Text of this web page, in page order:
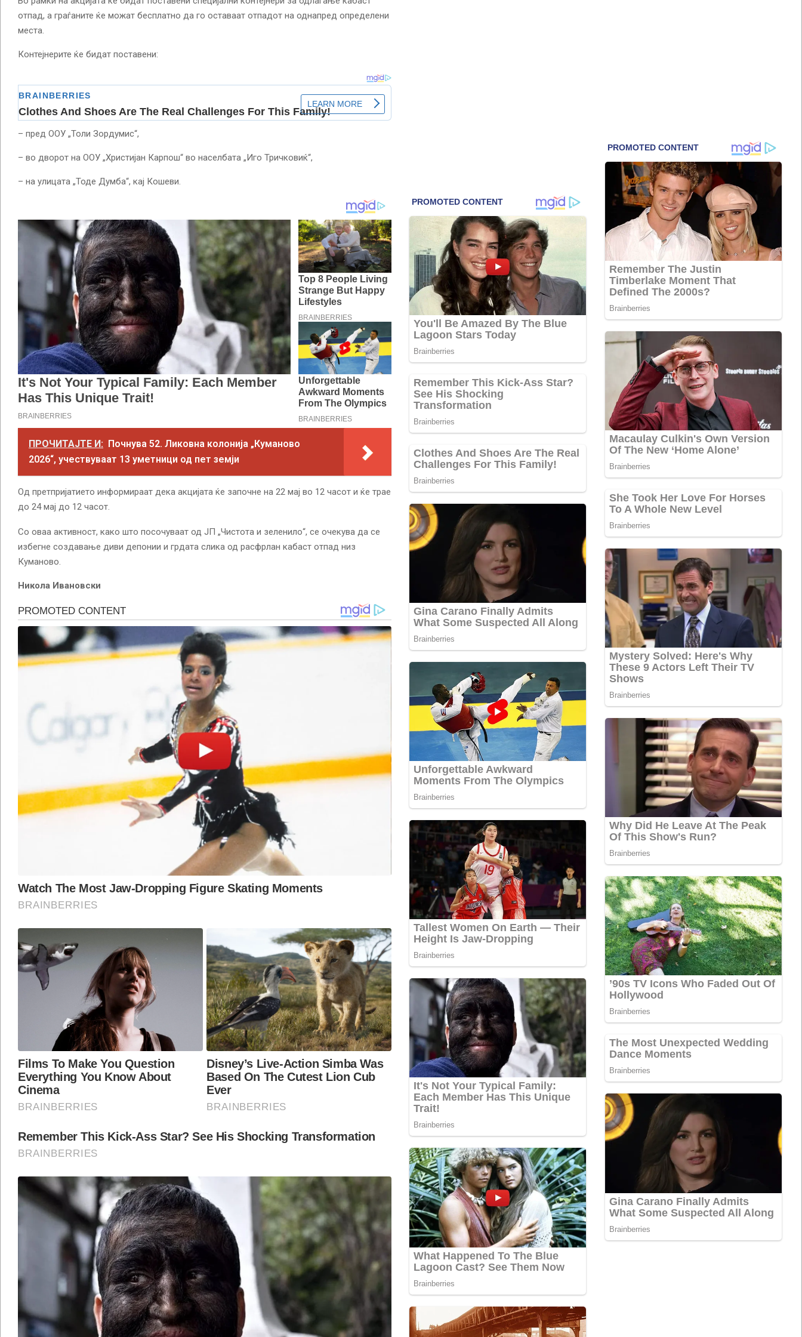
отпад, а граѓаните ќе можат бесплатно да го оставаат отпадот на однапред определени
места.
Контејнерите ќе бидат поставени:
– пред ООУ „Толи Зордумис“,
– во дворот на ООУ „Христијан Карпош“ во населбата „Иго Тричковиќ“,
– на улицата „Тоде Думба“, кај Кошеви.
ПРОЧИТАЈТЕ И:
Почнува 52. Ликовна колонија „Куманово
2026“, учествуваат 13 уметници од пет земји
Од претпријатието информираат дека акцијата ќе започне на 22 мај во 12 часот и ќе трае
до 24 мај до 12 часот.
Со оваа активност, како што посочуваат од ЈП „Чистота и зеленило“, се очекува да се
избегне создавање диви депонии и грдата слика од расфрлан кабаст отпад низ
Куманово.
Никола Ивановски